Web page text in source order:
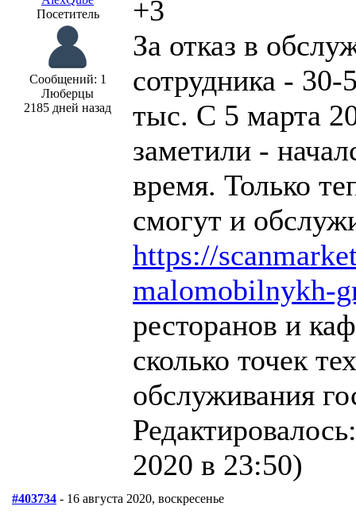
Посетитель
Сообщений: 1
Люберцы
2185 дней назад
+3
За отказ в
сотрудника -
тыс. С 5 марта
заметили -
время. Только
смогут и
https://
malomobilnykh-
ресторанов и
сколько точек
обслуживания
2020 в 23:50)
#403734 - 16 августа 2020, воскресенье